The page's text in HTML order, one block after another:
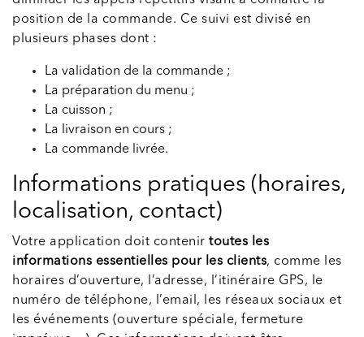
position de la commande. Ce suivi est divisé en
plusieurs phases dont :
La validation de la commande ;
La préparation du menu ;
La cuisson ;
La livraison en cours ;
La commande livrée.
Informations pratiques (horaires,
localisation, contact)
Votre application doit contenir toutes les
informations essentielles pour les clients, comme les
horaires d’ouverture, l’adresse, l’itinéraire GPS, le
numéro de téléphone, l’email, les réseaux sociaux et
les événements (ouverture spéciale, fermeture